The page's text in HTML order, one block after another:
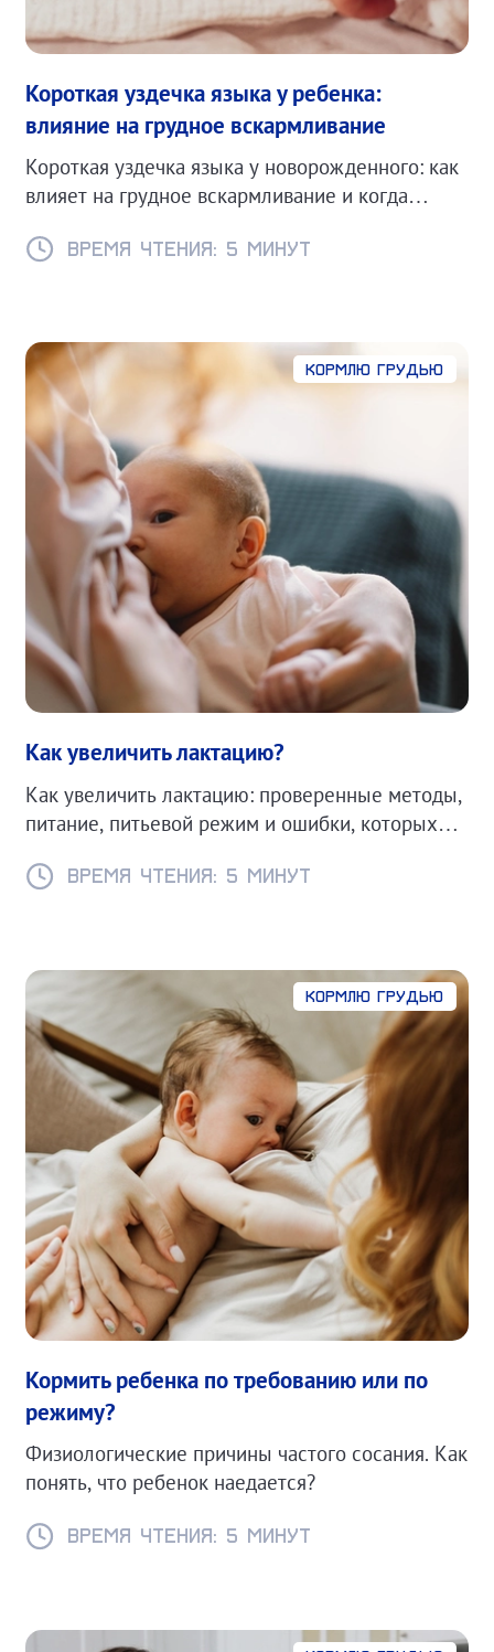
Короткая уздечка языка у ребенка:
влияние на грудное вскармливание
Короткая уздечка языка у новорожденного: как
влияет на грудное вскармливание и когда
Время чтения: 5 минут
Кормлю грудью
Как увеличить лактацию?
Как увеличить лактацию: проверенные методы,
питание, питьевой режим и ошибки, которых
Время чтения: 5 минут
Кормлю грудью
Кормить ребенка по требованию или по
режиму?
Физиологические причины частого сосания. Как
понять, что ребенок наедается?
Время чтения: 5 минут